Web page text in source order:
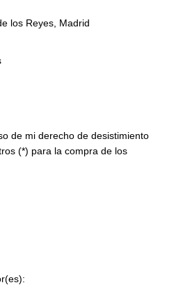
los Reyes, Madrid
de mi derecho de desistimiento
(*) para la compra de los